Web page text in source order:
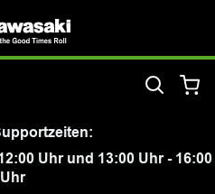
Uhr und 13:00 Uhr - 16:00
Uhr